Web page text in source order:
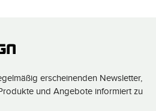
erscheinenden Newsletter,
und Angebote informiert zu